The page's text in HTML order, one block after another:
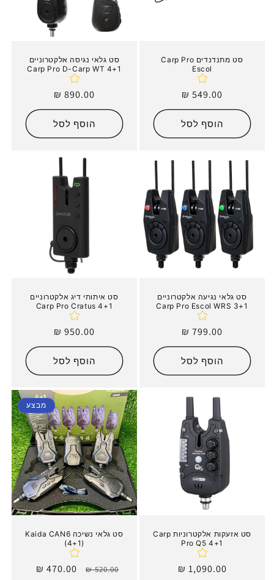
סט מתנדנדים Carp Pro
Escol
מחיר
רגיל
549.00 ₪
הוסף לסל
סט גלאי נגיסה אלקטרוניים
Carp Pro D-Carp WT 4+1
מחיר
רגיל
890.00 ₪
הוסף לסל
סט גלאי נגיעה אלקטרוניים
Carp Pro Escol WRS 3+1
מחיר
רגיל
799.00 ₪
הוסף לסל
סט איתותי דיג אלקטרוניים
Carp Pro Cratus 4+1
מחיר
רגיל
950.00 ₪
הוסף לסל
סט אזעקות אלקטרוניות Carp
Pro Q5 4+1
מחיר
1,090.00 ₪
מבצע
סט גלאי נשיכה Kaida CAN6
(4+1)
מחיר
520.00 ₪
מחיר
470.00 ₪